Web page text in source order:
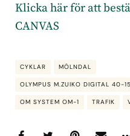
Klicka här för att
CANVAS
CYKLAR MÖLNDAL
OLYMPUS M.ZUIKO DIGITAL 40-
OM SYSTEM OM-1 TRAFIK